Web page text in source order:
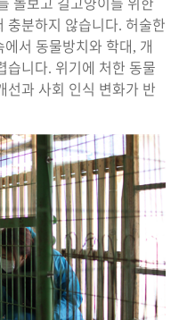
충분하지 않습니다. 허술한
서 동물방치와 학대, 개
습니다. 위기에 처한 동물
선과 사회 인식 변화가 반